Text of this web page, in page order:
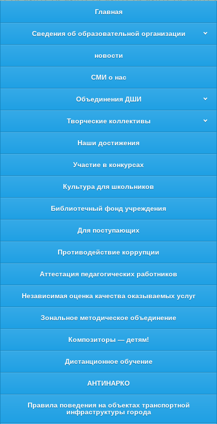
Главная
Сведения об образовательной организации
новости
СМИ о нас
Объединения ДШИ
Творческие коллективы
Наши достижения
Участие в конкурсах
Культура для школьников
Библиотечный фонд учреждения
Для поступающих
Противодействие коррупции
Аттестация педагогических работников
Независимая оценка качества оказываемых услуг
Зональное методическое объединение
Композиторы — детям!
Дистанционное обучение
АНТИНАРКО
Правила поведения на объектах транспортной
инфраструктуры города